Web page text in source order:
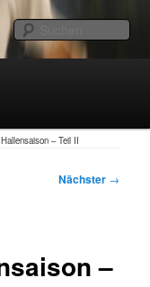
– Teil II
Nächster →
–